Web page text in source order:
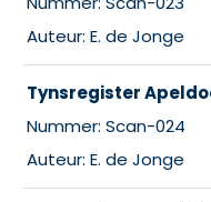
Auteur: E. de Jonge
Tynsregister
Nummer: Scan-024
Auteur: E. de Jonge